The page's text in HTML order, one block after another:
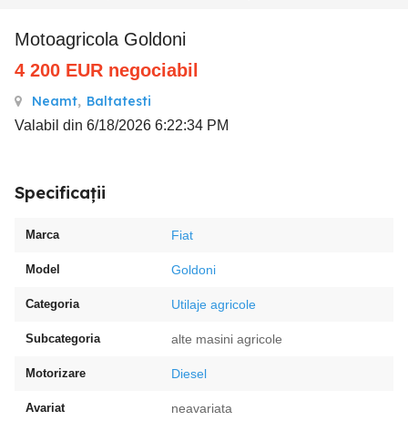
Motoagricola Goldoni
4 200 EUR negociabil
Neamt, Baltatesti
Valabil din 6/18/2026 6:22:34 PM
Specificații
Marca Fiat
Model Goldoni
Categoria Utilaje agricole
Subcategoria alte masini agricole
Motorizare Diesel
Avariat neavariata